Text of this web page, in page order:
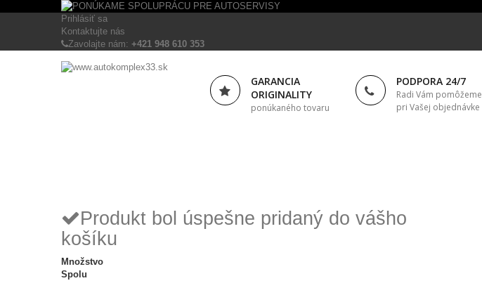
Prihlásiť sa
Kontaktujte nás
Zavolajte nám: +421 948 610 353
GARANCIA
ORIGINALITY
ponúkaného tovaru
PODPORA 24/7
Radi Vám pomôžeme
pri Vašej objednávke
Produkt bol úspešne pridaný do vášho
košíku
Množstvo
Spolu